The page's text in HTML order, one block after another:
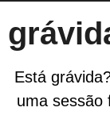
Está
uma sessão